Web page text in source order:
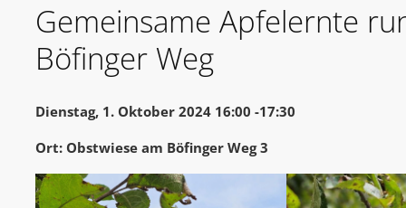
Gemeinsame Apfelernte
Böfinger Weg
Dienstag, 1. Oktober 2024 16:00 -17:30
Ort: Obstwiese am Böfinger Weg 3